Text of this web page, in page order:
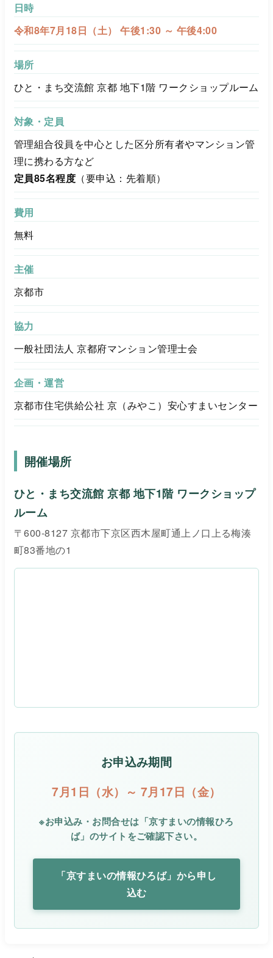
日時
令和8年7月18日（土） 午後1:30 ～ 午後4:00
場所
ひと・まち交流館 京都 地下1階 ワークショップルーム
対象・定員
管理組合役員を中心とした区分所有者やマンション管
理に携わる方など
定員85名程度 （要申込：先着順）
費用
無料
主催
京都市
協力
一般社団法人 京都府マンション管理士会
企画・運営
京都市住宅供給公社 京（みやこ）安心すまいセンター
開催場所
ひと・まち交流館 京都 地下1階 ワークショップ
ルーム
〒600-8127 京都市下京区西木屋町通上ノ口上る梅湊
町83番地の1
お申込み期間
7月1日（水）～ 7月17日（金）
※お申込み・お問合せは「京すまいの情報ひろ
ば」のサイトをご確認下さい。
「京すまいの情報ひろば」から申し
込む